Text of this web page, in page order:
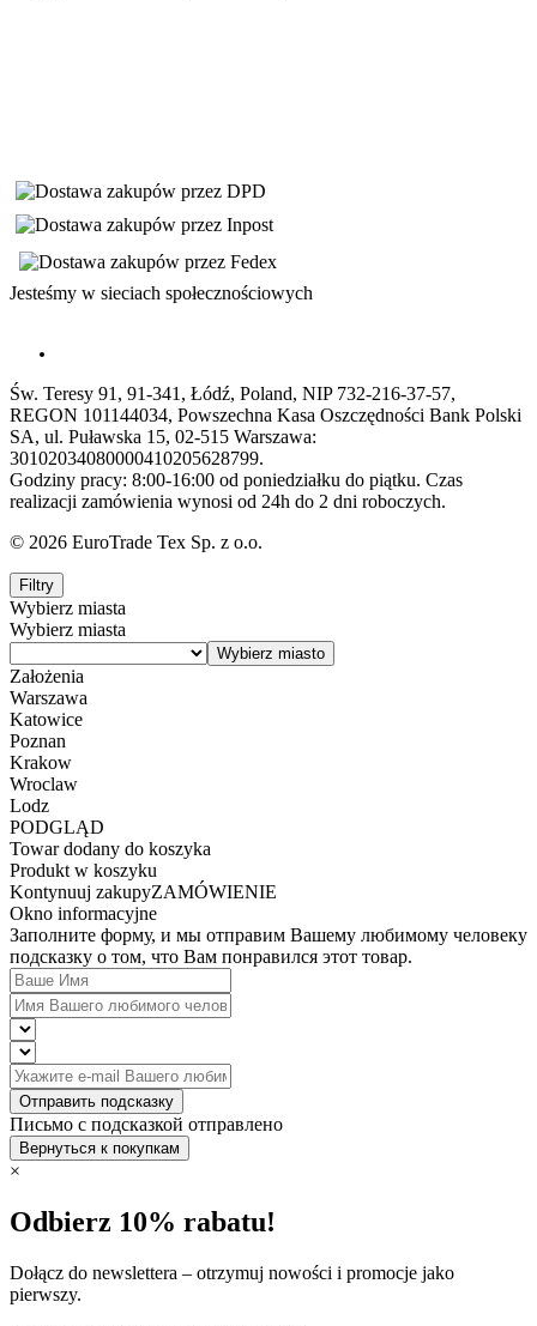
Jesteśmy w sieciach społecznościowych
Św. Teresy 91, 91-341, Łódź, Poland, NIP 732-216-37-57,
REGON 101144034, Powszechna Kasa Oszczędności Bank Polski
SA, ul. Puławska 15, 02-515 Warszawa:
30102034080000410205628799.
Godziny pracy: 8:00-16:00 od poniedziałku do piątku. Czas
realizacji zamówienia wynosi od 24h do 2 dni roboczych.
© 2026 EuroTrade Tex Sp. z o.o.
Filtry
Wybierz miasta
Wybierz miasta
Założenia
Warszawa
Katowice
Poznan
Krakow
Wroclaw
Lodz
PODGLĄD
Towar dodany do koszyka
Produkt w koszyku
Kontynuuj zakupyZAMÓWIENIE
Okno informacyjne
Заполните форму, и мы отправим Вашему любимому человеку
подсказку о том, что Вам понравился этот товар.
Отправить подсказку
Письмо с подсказкой отправлено
Вернуться к покупкам
×
Odbierz 10% rabatu!
Dołącz do newslettera – otrzymuj nowości i promocje jako
pierwszy.